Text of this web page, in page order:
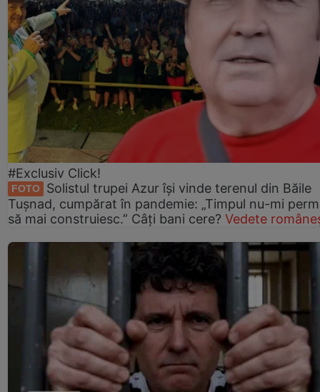
#Exclusiv Click!
FOTO
Solistul trupei Azur își vinde terenul din Băile
Tușnad, cumpărat în pandemie: „Timpul nu-mi
să mai construiesc.” Câți bani cere? Vedete